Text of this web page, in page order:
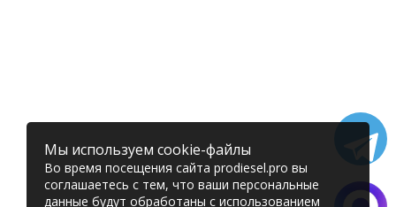
Мы используем cookie-файлы
Во время посещения сайта prodiesel.pro вы
соглашаетесь с тем, что ваши персональные
данные будут обработаны с использованием